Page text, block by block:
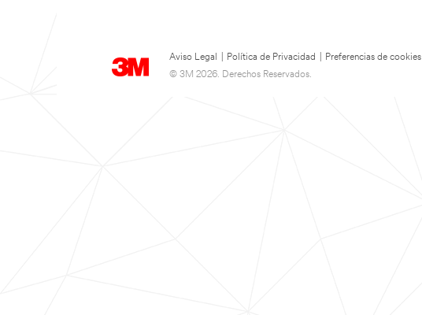
Aviso Legal Política de Privacidad
Preferencias de cookies
© 3M 2026. Derechos Reservados.